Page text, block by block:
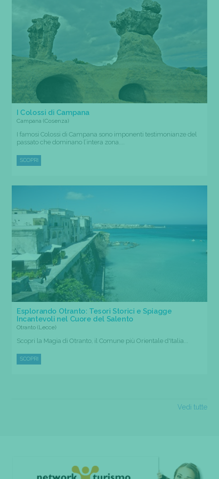
I Colossi di Campana
Campana (Cosenza)
I famosi Colossi di Campana sono imponenti testimonianze del
passato che dominano l’intera zona....
SCOPRI
Esplorando Otranto: Tesori Storici e Spiagge
Incantevoli nel Cuore del Salento
Otranto (Lecce)
Scopri la Magia di Otranto, il Comune più Orientale d'Italia...
SCOPRI
Vedi tutte